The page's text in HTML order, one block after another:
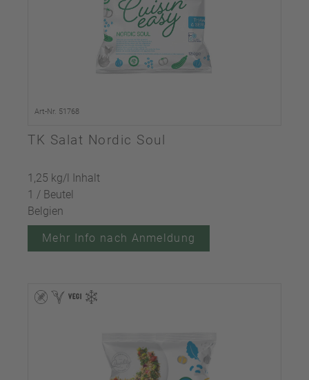
Art-Nr. 51768
TK Salat Nordic Soul
1,25 kg/l Inhalt
1 / Beutel
Belgien
Mehr Info nach Anmeldung